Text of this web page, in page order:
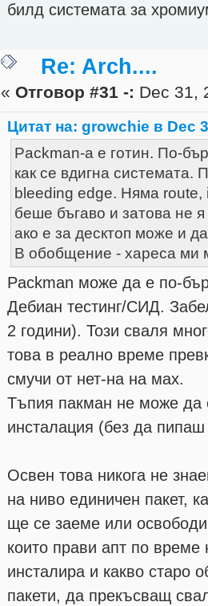
билд системата за
Re: Arch....
« Отговор #31 -: Dec 31,
Цитат на: growchie в Dec
Packman-a е готин. По-
как се вдигна системата.
bleeding edge. Няма route,
беше бъгаво и затова не
ако е за десктоп може и
В обобщение - хареса ми
Packman може да е по-
Дебиан тестинг/СИД.
2 години). Този сваля
това в реално време
смучи от нет-на на мах.
Тъпия пакман не може да
инсталация (без да
Освен това никога не
на ниво единичен пакет,
ще се заеме или
които прави апт по време
инсталира и какво
пакети, да прекъсващ